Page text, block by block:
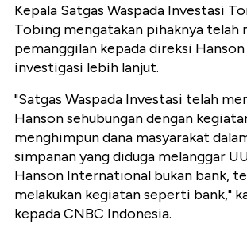
Kepala Satgas Waspada Investasi
Tobing mengatakan pihaknya telah
pemanggilan kepada direksi
investigasi lebih lanjut.
"Satgas Waspada Investasi telah
Hanson sehubungan dengan
menghimpun dana masyarakat
simpanan yang diduga melanggar
Hanson International bukan bank,
melakukan kegiatan seperti bank,"
kepada CNBC Indonesia.